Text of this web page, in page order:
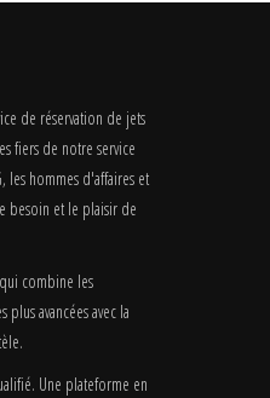
de réservation de jets
fiers de notre service
les hommes d'affaires et
besoin et le plaisir de
combine les
plus avancées avec la
Une plateforme en